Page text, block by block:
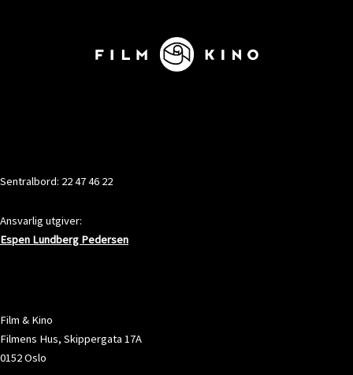
Sentralbord: 22 47 46 22
Ansvarlig utgiver:
Espen Lundberg Pedersen
Film & Kino
Filmens Hus, Skippergata 17A
0152 Oslo